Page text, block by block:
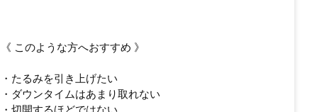
《 このような方へおすすめ 》
・たるみを引き上げたい
・ダウンタイムはあまり取れない